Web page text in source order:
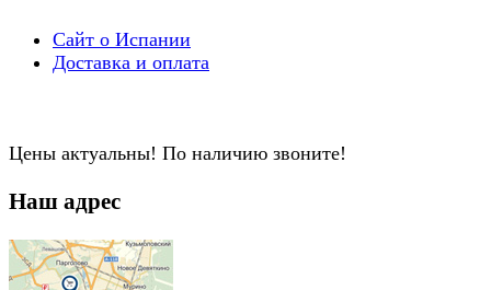
Сайт о Испании
Доставка и оплата
Цены актуальны! По наличию звоните!
Наш адрес